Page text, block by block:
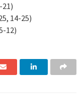
21)
14-25)
12)